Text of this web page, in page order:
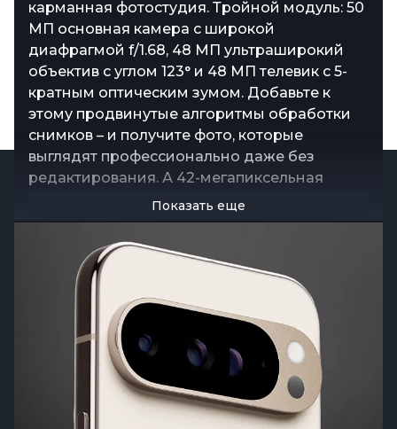
Google для максимальной скорости и
энергоэффективности. Этот процессор
делает невозможное возможным:
приложения летают, нейросети работают
мгновенно, а многозадачность – уже не
испытание, а норма. Добавьте сюда 16 ГБ
LPDDR5X – и вы получите девайс, который
справляется с самыми тяжёлыми задачами,
марафоны. Всё это без перегрева и
скорость, только максимальная
производительность
Показать еще
карманная фотостудия. Тройной модуль: 50
МП основная камера с широкой
диафрагмой f/1.68, 48 МП ультраширокий
объектив с углом 123° и 48 МП телевик с 5-
кратным оптическим зумом. Добавьте к
этому продвинутые алгоритмы обработки
снимков – и получите фото, которые
выглядят профессионально даже без
редактирования. А 42-мегапиксельная
фронталка обеспечит безупречные селфи и
чёткие видеозвонки. Любой кадр – яркий,
детализированный, как будто снят на
флагманскую камеру, а не на телефон
Показать еще